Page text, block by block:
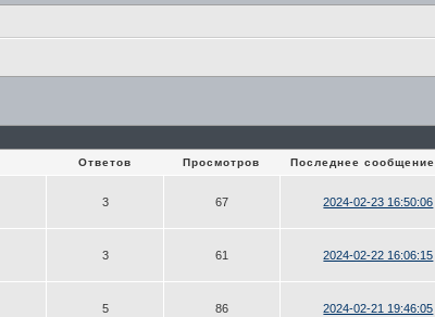
Ответов Просмотров Последнее сообщение
3
67 2024-02-23 16:50:06
3
61 2024-02-22 16:06:15
5
86 2024-02-21 19:46:05